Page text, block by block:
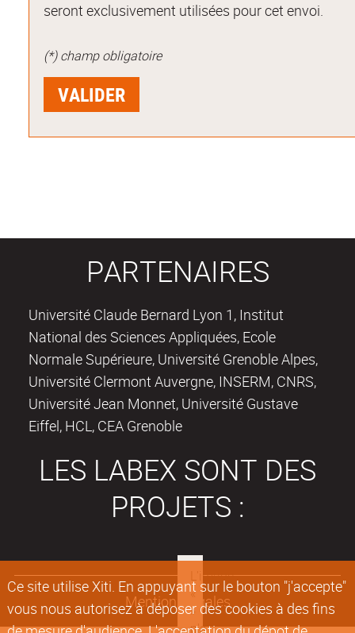
Ce site utilise Xiti. En appuyant sur le bouton "j'accepte"
vous nous autorisez à déposer des cookies à des fins
seront exclusivement utilisées pour cet envoi.
(*) champ obligatoire
PARTENAIRES
Université Claude Bernard Lyon 1, Institut
National des Sciences Appliquées, Ecole
Normale Supérieure, Université Grenoble Alpes,
Université Clermont Auvergne, INSERM, CNRS,
Université Jean Monnet, Université Gustave
Eiffel, HCL, CEA Grenoble
LES LABEX SONT DES
PROJETS :
Mentions légales